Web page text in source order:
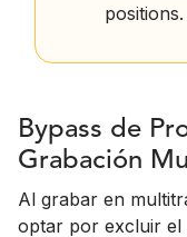
positions.
Bypass de
Grabación
Al grabar en
optar por excluir el